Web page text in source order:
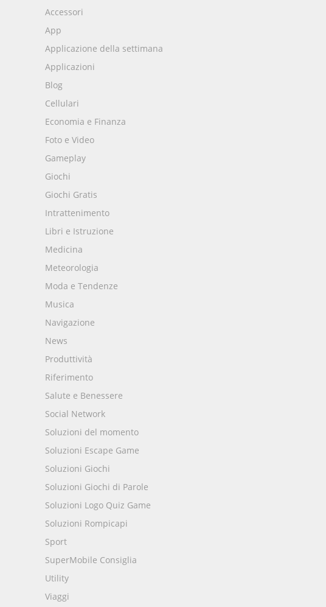
Accessori
App
Applicazione della settimana
Applicazioni
Blog
Cellulari
Economia e Finanza
Foto e Video
Gameplay
Giochi
Giochi Gratis
Intrattenimento
Libri e Istruzione
Medicina
Meteorologia
Moda e Tendenze
Musica
Navigazione
News
Produttività
Riferimento
Salute e Benessere
Social Network
Soluzioni del momento
Soluzioni Escape Game
Soluzioni Giochi
Soluzioni Giochi di Parole
Soluzioni Logo Quiz Game
Soluzioni Rompicapi
Sport
SuperMobile Consiglia
Utility
Viaggi